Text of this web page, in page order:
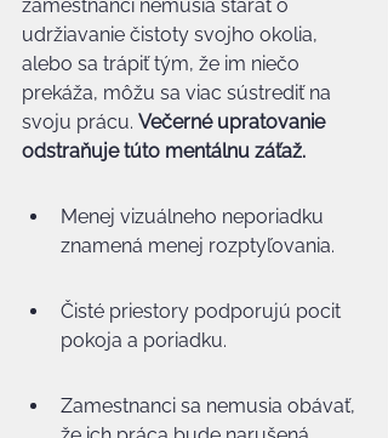
zamestnanci nemusia starať o
udržiavanie čistoty svojho okolia,
alebo sa trápiť tým, že im niečo
prekáža, môžu sa viac sústrediť na
svoju prácu. Večerné upratovanie
odstraňuje túto mentálnu záťaž.
Menej vizuálneho neporiadku
znamená menej rozptyľovania.
Čisté priestory podporujú pocit
pokoja a poriadku.
Zamestnanci sa nemusia obávať,